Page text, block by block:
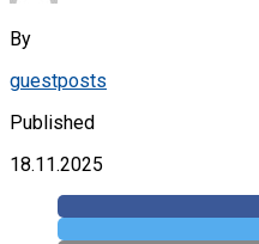
By
guestposts
Published
18.11.2025